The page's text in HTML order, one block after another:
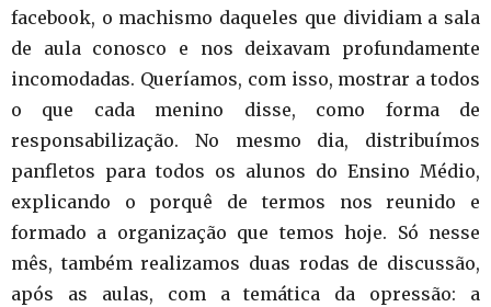
facebook, o machismo daqueles que dividiam a sala
de aula conosco e nos deixavam profundamente
incomodadas. Queríamos, com isso, mostrar a todos
o que cada menino disse, como forma de
responsabilização. No mesmo dia, distribuímos
panfletos para todos os alunos do Ensino Médio,
explicando o porquê de termos nos reunido e
formado a organização que temos hoje. Só nesse
mês, também realizamos duas rodas de discussão,
após as aulas, com a temática da opressão: a